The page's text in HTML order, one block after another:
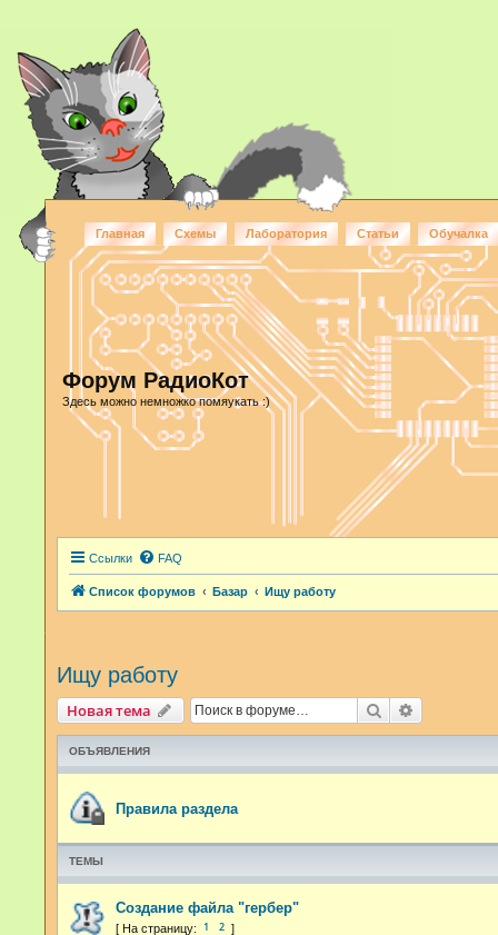
Главная Схемы Лаборатория Статьи Обучалка
Форум РадиоКот
Здесь можно немножко помяукать :)
Ссылки FAQ
Список форумов Базар Ищу работу
Ищу работу
Новая тема Поиск
ОБЪЯВЛЕНИЯ
Правила раздела
ТЕМЫ
Создание файла "гербер"
1 2